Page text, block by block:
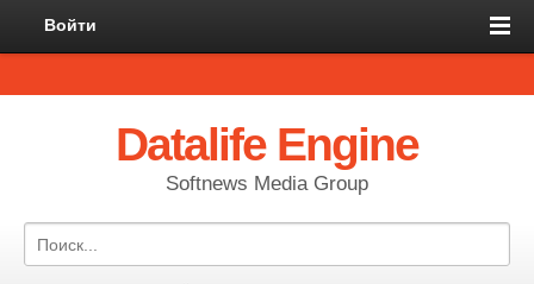
Войти
Datalife Engine
Softnews Media Group